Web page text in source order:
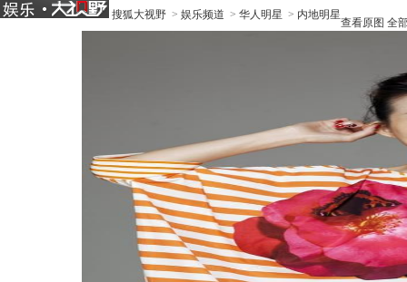
搜狐大视野 > 娱乐频道 > 华人明星 > 内地明星
查看原图 全